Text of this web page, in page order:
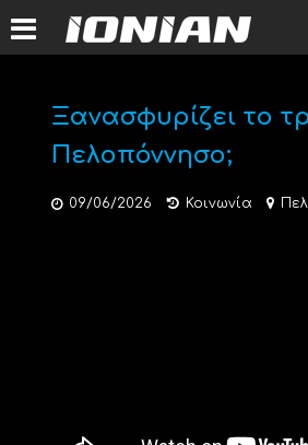
Ξανασφυρίζει το
Πελοπόννησο;
09/06/2026 Κοινωνία